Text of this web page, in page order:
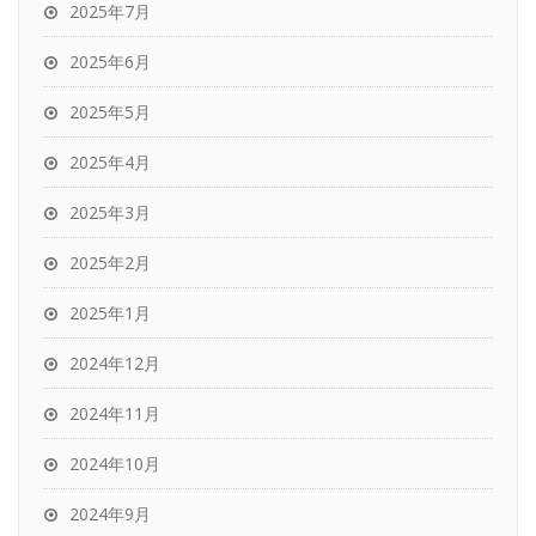
2025年7月
2025年6月
2025年5月
2025年4月
2025年3月
2025年2月
2025年1月
2024年12月
2024年11月
2024年10月
2024年9月